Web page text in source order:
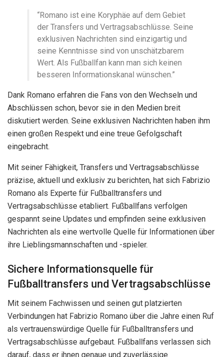
“Romano ist eine Koryphäe auf dem Gebiet
der Transfers und Vertragsabschlüsse. Seine
exklusiven Nachrichten sind einzigartig und
seine Kenntnisse sind von unschätzbarem
Wert. Als Fußballfan kann man sich keinen
besseren Informationskanal wünschen.”
Dank Romano erfahren die Fans von den Wechseln und
Abschlüssen schon, bevor sie in den Medien breit
diskutiert werden. Seine exklusiven Nachrichten haben ihm
einen großen Respekt und eine treue Gefolgschaft
eingebracht.
Mit seiner Fähigkeit, Transfers und Vertragsabschlüsse
präzise, aktuell und exklusiv zu berichten, hat sich Fabrizio
Romano als Experte für Fußballtransfers und
Vertragsabschlüsse etabliert. Fußballfans verfolgen
gespannt seine Updates und empfinden seine exklusiven
Nachrichten als eine wertvolle Quelle für Informationen über
ihre Lieblingsmannschaften und -spieler.
Sichere Informationsquelle für
Fußballtransfers und Vertragsabschlüsse
Mit seinem Fachwissen und seinen gut platzierten
Verbindungen hat Fabrizio Romano über die Jahre einen Ruf
als vertrauenswürdige Quelle für Fußballtransfers und
Vertragsabschlüsse aufgebaut. Fußballfans verlassen sich
darauf, dass er ihnen genaue und zuverlässige